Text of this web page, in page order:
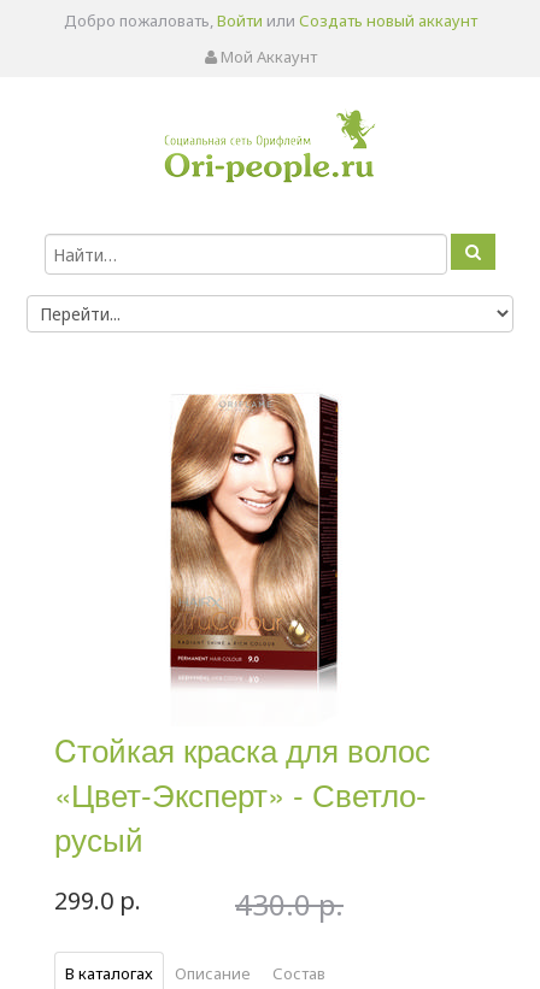
Добро пожаловать,Войти или Создать новый аккаунт
Мой Аккаунт
Cтойкая краска для волос
«Цвет-Эксперт» - Светло-
русый
299.0 р. 430.0 р.
В каталогах Описание Состав